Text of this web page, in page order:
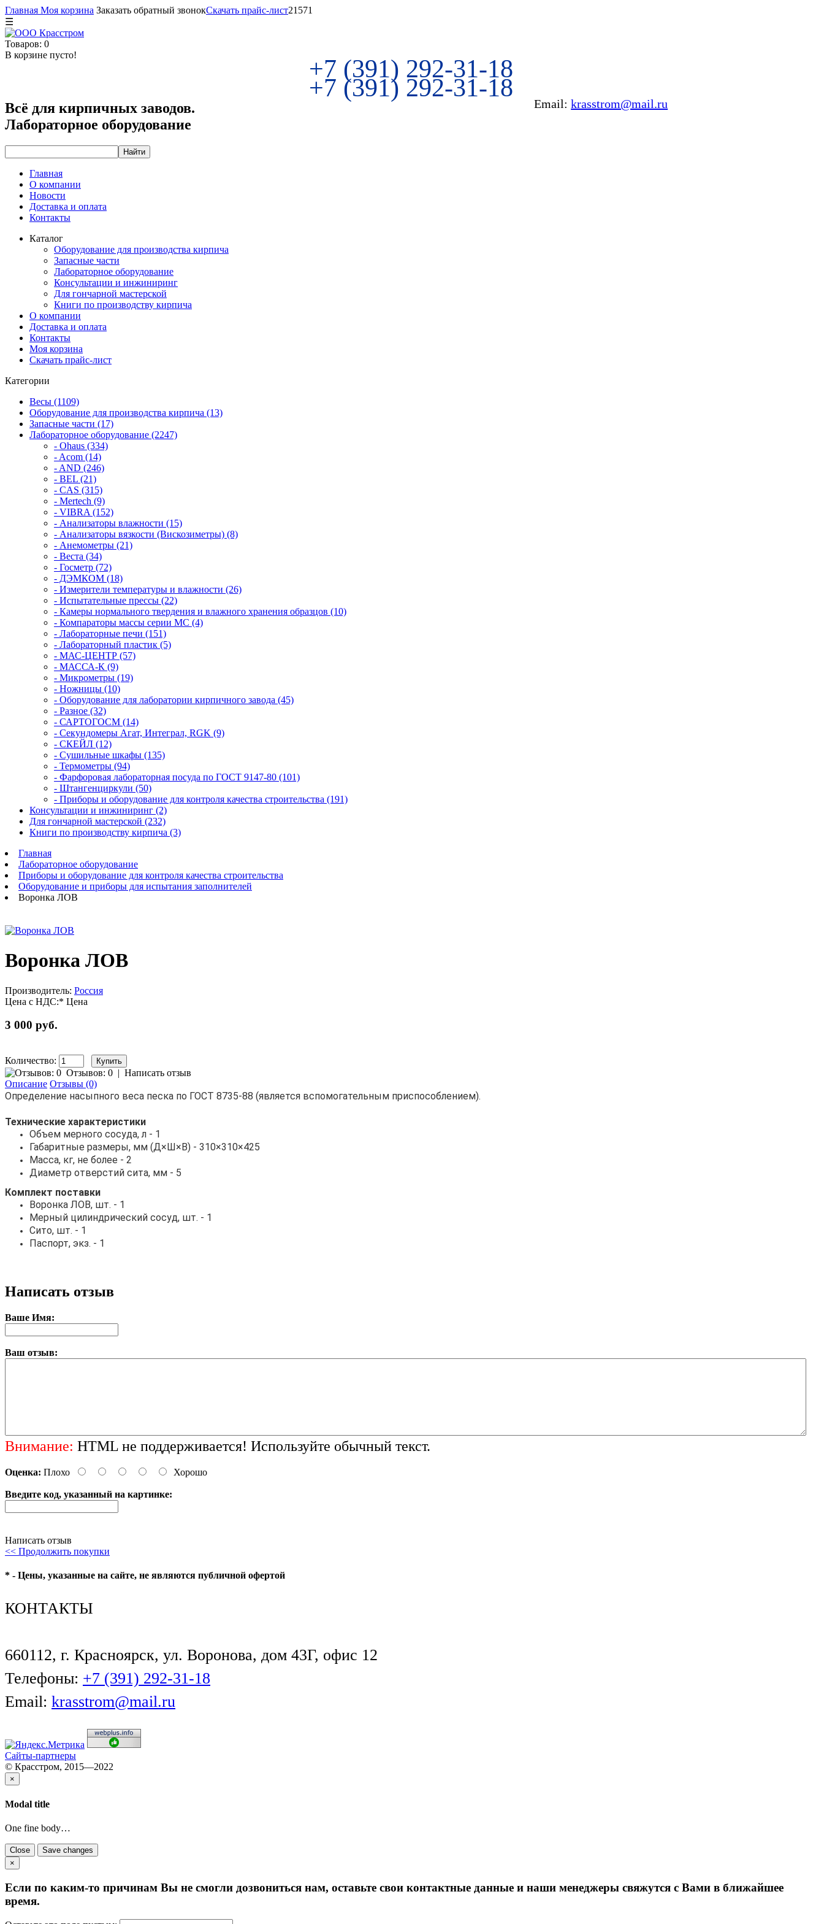
Главная Моя корзина Заказать обратный звонокСкачать прайс-лист21571
☰
Товаров: 0
В корзине пусто!
+7 (391) 292-31-18
+7 (391) 292-31-18
Email:krasstrom@mail.ru
Всё для кирпичных заводов.
Лабораторное оборудование
Главная
О компании
Новости
Доставка и оплата
Контакты
Каталог
Оборудование для производства кирпича
Запасные части
Лабораторное оборудование
Консультации и инжиниринг
Для гончарной мастерской
Книги по производству кирпича
О компании
Доставка и оплата
Контакты
Моя корзина
Скачать прайс-лист
Категории
Весы (1109)
Оборудование для производства кирпича (13)
Запасные части (17)
Лабораторное оборудование (2247)
- Ohaus (334)
- Acom (14)
- AND (246)
- BEL (21)
- CAS (315)
- Mertech (9)
- VIBRA (152)
- Анализаторы влажности (15)
- Анализаторы вязкости (Вискозиметры) (8)
- Анемометры (21)
- Веста (34)
- Госметр (72)
- ДЭМКОМ (18)
- Измерители температуры и влажности (26)
- Испытательные прессы (22)
- Камеры нормального твердения и влажного хранения образцов (10)
- Компараторы массы серии MC (4)
- Лабораторные печи (151)
- Лабораторный пластик (5)
- МАС-ЦЕНТР (57)
- МАССА-К (9)
- Микрометры (19)
- Ножницы (10)
- Оборудование для лаборатории кирпичного завода (45)
- Разное (32)
- САРТОГОСМ (14)
- Секундомеры Агат, Интеграл, RGK (9)
- СКЕЙЛ (12)
- Сушильные шкафы (135)
- Термометры (94)
- Фарфоровая лабораторная посуда по ГОСТ 9147-80 (101)
- Штангенциркули (50)
- Приборы и оборудование для контроля качества строительства (191)
Консультации и инжиниринг (2)
Для гончарной мастерской (232)
Книги по производству кирпича (3)
Главная
Лабораторное оборудование
Приборы и оборудование для контроля качества строительства
Оборудование и приборы для испытания заполнителей
Воронка ЛОВ
Воронка ЛОВ
Производитель: Россия
Цена с НДС:* Цена
3 000 руб.
Количество:
Отзывов: 0 | Написать отзыв
Описание Отзывы (0)
Определение насыпного веса песка по ГОСТ 8735-88 (является вспомогательным приспособлением).
Технические характеристики
Объем мерного сосуда, л - 1
Габаритные размеры, мм (Д×Ш×В) - 310×310×425
Масса, кг, не более - 2
Диаметр отверстий сита, мм - 5
Комплект поставки
Воронка ЛОВ, шт. - 1
Мерный цилиндрический сосуд, шт. - 1
Сито, шт. - 1
Паспорт, экз. - 1
Написать отзыв
Ваше Имя:
Ваш отзыв:
Внимание: HTML не поддерживается! Используйте обычный текст.
Оценка: Плохо Хорошо
Введите код, указанный на картинке:
Написать отзыв
<< Продолжить покупки
* - Цены, указанные на сайте, не являются публичной офертой
КОНТАКТЫ
660112, г. Красноярск, ул. Воронова, дом 43Г, офис 12
Телефоны: +7 (391) 292-31-18
Email: krasstrom@mail.ru
Сайты-партнеры
© Красстром, 2015—2022
×
Modal title
One fine body…
Close
Save changes
×
Если по каким-то причинам Вы не смогли дозвониться нам, оставьте свои контактные данные и наши менеджеры свяжутся с Вами в ближайшее
время.